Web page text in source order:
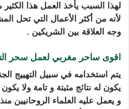
لهذا السبب يأخذ العمل هذا
لأنه من أكثر الأعمال التي تحل
وجه العلاقة بين الشريكين .
اقوى ساحر مغربي لعمل سحر
يتم استخدامه في سبيل التهييج
يكون له نتائج مثبتة و تامة ولا
و يعمل عليه العلماء الروحانيين